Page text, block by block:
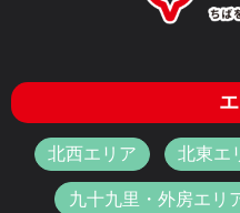
北西エリア 北東エ
九十九里・外房エリ